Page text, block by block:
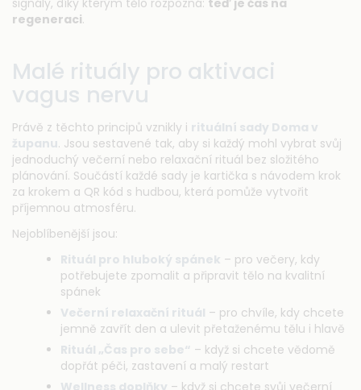
regeneraci.
Malé rituály pro aktivaci
vagus nervu
Právě z těchto principů vznikly i rituální sady Doma v
županu. Jsou sestavené tak, aby si každý mohl vybrat svůj
jednoduchý večerní nebo relaxační rituál bez složitého
plánování. Součástí každé sady je kartička s návodem krok
za krokem a QR kód s hudbou, která pomůže vytvořit
příjemnou atmosféru.
Nejoblíbenější jsou:
Rituál pro hluboký spánek – pro večery, kdy
potřebujete zpomalit a připravit tělo na kvalitní
spánek
Večerní relaxační rituál – pro chvíle, kdy chcete
jemně zavřít den a ulevit přetaženému tělu i hlavě
Rituál „Čas pro sebe“ – když si chcete vědomě
dopřát péči, zastavení a malý restart
Wellness doplňky – když si chcete svůj večerní